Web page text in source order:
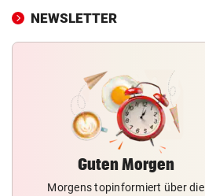
NEWSLETTER
Guten Morgen
Morgens topinformiert über die